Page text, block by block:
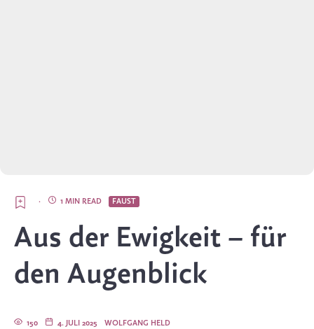
FAUST
1 MIN READ
·
Aus der Ewigkeit – für
den Augenblick
WOLFGANG HELD
4. JULI 2025
150